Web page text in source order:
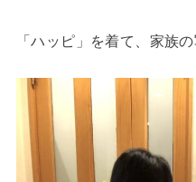
「ハッピ」を着て、家族